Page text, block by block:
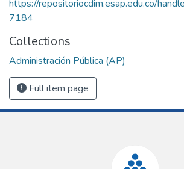
https://repositoriocdim.esap.edu.co/
7184
Collections
Administración Pública (AP)
Full item page